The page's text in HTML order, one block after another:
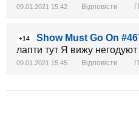
09.01.2021 15:42 Відповісти
+14
Show Must Go On
лапти тут Я вижу негодуют
09.01.2021 15:45 Відповісти